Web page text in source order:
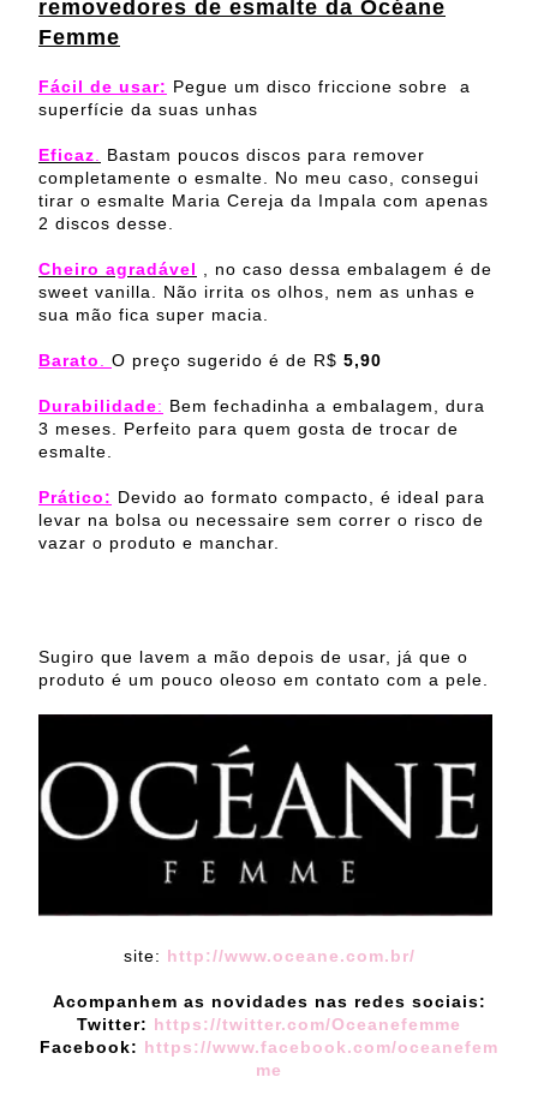
removedores de esmalte da Océane
Femme
Fácil de usar: Pegue um disco friccione sobre a
superfície da suas unhas
Eficaz
Bastam poucos discos para remover
completamente o esmalte. No meu caso, consegui
tirar o esmalte Maria Cereja da Impala com apenas
2 discos desse.
Cheiro agradável
, no caso dessa embalagem é de
sweet vanilla. Não irrita os olhos, nem as unhas e
sua mão fica super macia.
Barato O preço sugerido é de R$ 5,90
Durabilidade: Bem fechadinha a embalagem, dura
3 meses. Perfeito para quem gosta de trocar de
esmalte.
Prático: Devido ao formato compacto, é ideal para
levar na bolsa ou necessaire sem correr o risco de
vazar o produto e manchar.
Sugiro que lavem a mão depois de usar, já que o
produto é um pouco oleoso em contato com a pele.
site: http://www.oceane.com.br/
Acompanhem as novidades nas redes sociais:
Twitter: https://twitter.com/Oceanefemme
Facebook: https://www.facebook.com/oceanefem
me